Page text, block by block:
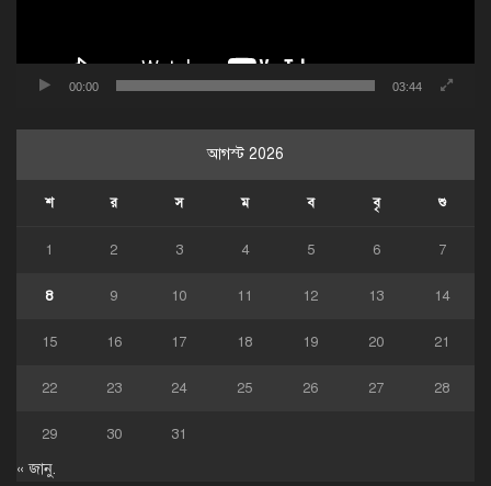
00:00 03:44
আগস্ট 2026
শ র স ম ব বৃ শু
1 2 3 4 5 6 7
8 9 10 11 12 13 14
15 16 17 18 19 20 21
22 23 24 25 26 27 28
29 30 31
« জানু.